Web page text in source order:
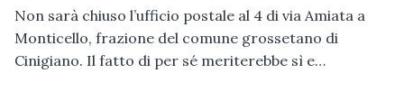
Non sarà chiuso l’ufficio postale al 4 di via Amiata a
Monticello, frazione del comune grossetano di
Cinigiano. Il fatto di per sé meriterebbe sì e…